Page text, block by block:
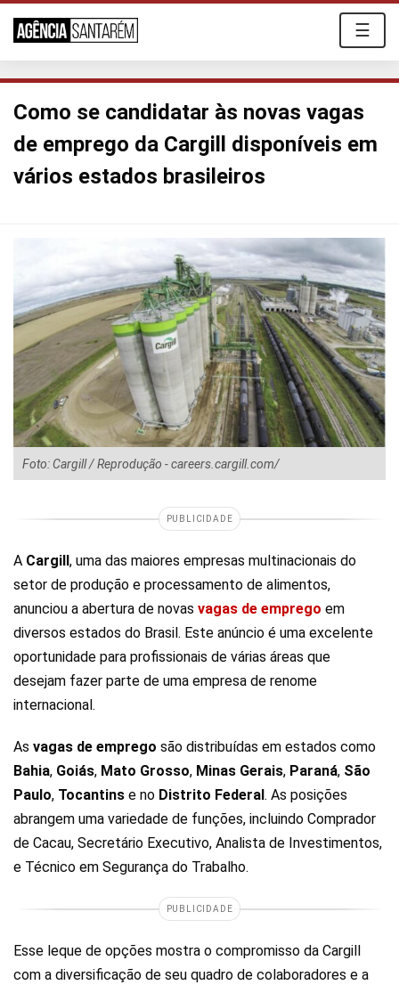
☰
Como se candidatar às novas vagas
de emprego da Cargill disponíveis em
vários estados brasileiros
Foto: Cargill / Reprodução - careers.cargill.com/
PUBLICIDADE
A Cargill , uma das maiores empresas multinacionais do
setor de produção e processamento de alimentos,
anunciou a abertura de novas vagas de emprego em
diversos estados do Brasil. Este anúncio é uma excelente
oportunidade para profissionais de várias áreas que
desejam fazer parte de uma empresa de renome
internacional.
As vagas de emprego são distribuídas em estados como
Bahia, Goiás, Mato Grosso, Minas Gerais, Paraná, São
Paulo, Tocantins e no Distrito Federal . As posições
abrangem uma variedade de funções, incluindo Comprador
de Cacau, Secretário Executivo, Analista de Investimentos,
e Técnico em Segurança do Trabalho.
PUBLICIDADE
Esse leque de opções mostra o compromisso da Cargill
com a diversificação de seu quadro de colaboradores e a